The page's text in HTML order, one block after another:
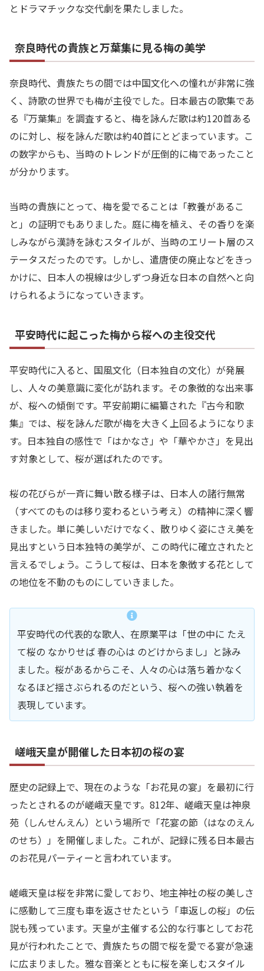
とドラマチックな交代劇を果たしました。
奈良時代の貴族と万葉集に見る梅の美学
奈良時代、貴族たちの間では中国文化への憧れが非常に強
く、詩歌の世界でも梅が主役でした。日本最古の歌集であ
る『万葉集』を調査すると、梅を詠んだ歌は約120首ある
のに対し、桜を詠んだ歌は約40首にとどまっています。こ
の数字からも、当時のトレンドが圧倒的に梅であったこと
が分かります。
当時の貴族にとって、梅を愛でることは「教養があるこ
と」の証明でもありました。庭に梅を植え、その香りを楽
しみながら漢詩を詠むスタイルが、当時のエリート層のス
テータスだったのです。しかし、遣唐使の廃止などをきっ
かけに、日本人の視線は少しずつ身近な日本の自然へと向
けられるようになっていきます。
平安時代に起こった梅から桜への主役交代
平安時代に入ると、国風文化（日本独自の文化）が発展
し、人々の美意識に変化が訪れます。その象徴的な出来事
が、桜への傾倒です。平安前期に編纂された『古今和歌
集』では、桜を詠んだ歌が梅を大きく上回るようになりま
す。日本独自の感性で「はかなさ」や「華やかさ」を見出
す対象として、桜が選ばれたのです。
桜の花びらが一斉に舞い散る様子は、日本人の諸行無常
（すべてのものは移り変わるという考え）の精神に深く響
きました。単に美しいだけでなく、散りゆく姿にさえ美を
見出すという日本独特の美学が、この時代に確立されたと
言えるでしょう。こうして桜は、日本を象徴する花として
の地位を不動のものにしていきました。
平安時代の代表的な歌人、在原業平は「世の中に たえ
て桜の なかりせば 春の心は のどけからまし」と詠み
ました。桜があるからこそ、人々の心は落ち着かなく
なるほど揺さぶられるのだという、桜への強い執着を
表現しています。
嵯峨天皇が開催した日本初の桜の宴
歴史の記録上で、現在のような「お花見の宴」を最初に行
ったとされるのが嵯峨天皇です。812年、嵯峨天皇は神泉
苑（しんせんえん）という場所で「花宴の節（はなのえん
のせち）」を開催しました。これが、記録に残る日本最古
のお花見パーティーと言われています。
嵯峨天皇は桜を非常に愛しており、地主神社の桜の美しさ
に感動して三度も車を返させたという「車返しの桜」の伝
説も残っています。天皇が主催する公的な行事としてお花
見が行われたことで、貴族たちの間で桜を愛でる宴が急速
に広まりました。雅な音楽とともに桜を楽しむスタイル